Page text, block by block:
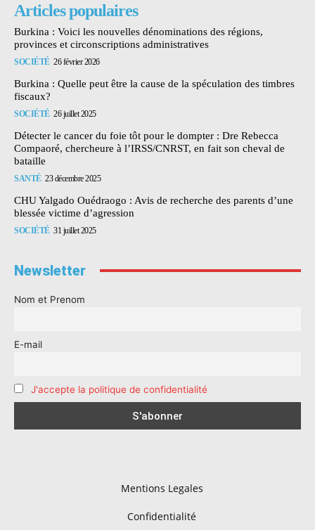
Articles populaires
Burkina : Voici les nouvelles dénominations des régions,
provinces et circonscriptions administratives
SOCIÉTÉ 26 février 2026
Burkina : Quelle peut être la cause de la spéculation des timbres
fiscaux?
SOCIÉTÉ 26 juillet 2025
Détecter le cancer du foie tôt pour le dompter : Dre Rebecca
Compaoré, chercheure à l’IRSS/CNRST, en fait son cheval de
bataille
SANTÉ 23 décembre 2025
CHU Yalgado Ouédraogo : Avis de recherche des parents d’une
blessée victime d’agression
SOCIÉTÉ 31 juillet 2025
Newsletter
Nom et Prenom
E-mail
J'accepte la politique de confidentialité
Mentions Legales
Confidentialité